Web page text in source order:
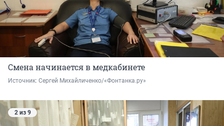
Смена начинается в медкабинете
Источник: Сергей Михайличенко/«Фонтанка.ру»
2 из 9